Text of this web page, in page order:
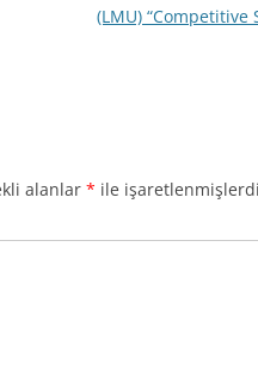
(LMU) “Competitive
alanlar * ile